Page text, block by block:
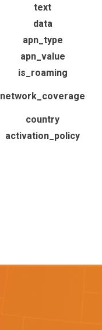
text
data
apn_type
apn_value
is_roaming
network_coverage
country
activation_policy